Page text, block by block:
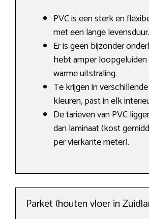
PVC is een sterk en
met een lange levensduur.
Er is geen bijzonder
hebt amper
warme uitstraling.
Te krijgen in
kleuren, past in elk
De tarieven van PVC
dan laminaat (kost
per vierkante meter).
Parket (houten vloer in